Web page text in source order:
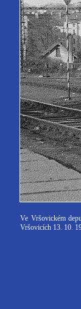
Ve Vršovickém
Vršovicích 13. 10.